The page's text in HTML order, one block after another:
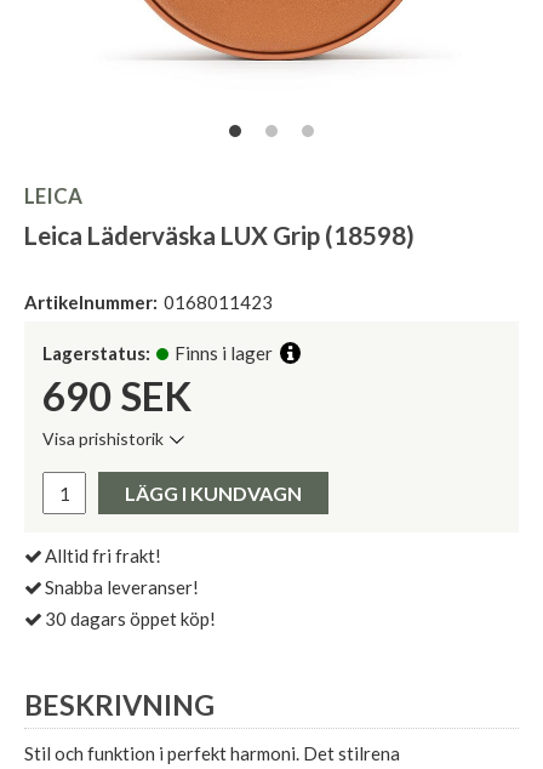
LEICA
Leica Läderväska LUX Grip (18598)
Artikelnummer: 0168011423
Lagerstatus: Finns i lager
690 SEK
Visa prishistorik
Pris:
LÄGG I KUNDVAGN
Alltid fri frakt!
Snabba leveranser!
30 dagars öppet köp!
BESKRIVNING
Stil och funktion i perfekt harmoni. Det stilrena